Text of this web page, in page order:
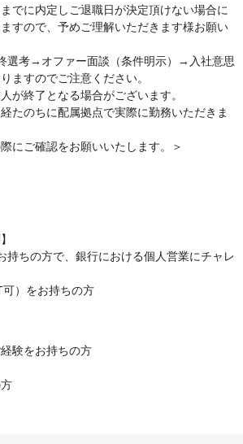
でに内定しご退職日が決定頂けない場合に
すので、予めご理解いただきます様お願い
選考→オファー面談（条件明示）→入社意思
ますのでご注意ください。
が終了となる場合がございます。
たのちに配属拠点で実際に勤務いただきま
ご確認をお願いいたします。＞
持ちの方で、銀行における個人営業にチャレ
可）をお持ちの方
験をお持ちの方